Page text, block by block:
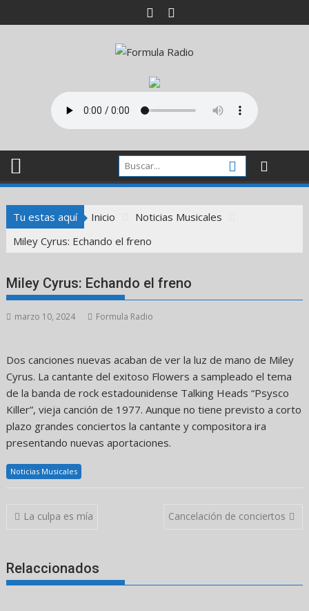
al
Tu estas aquí Inicio
Noticias Musicales
Miley Cyrus: Echando el freno
Miley Cyrus: Echando el freno
marzo 10, 2024 Formula Radio
Dos canciones nuevas acaban de ver la luz de mano de Miley
Cyrus. La cantante del exitoso Flowers a sampleado el tema
de la banda de rock estadounidense Talking Heads “Psysco
Killer”, vieja canción de 1977. Aunque no tiene previsto a corto
plazo grandes conciertos la cantante y compositora ira
presentando nuevas aportaciones.
Noticias Musicales
Navegación
La culpa es mía Cancelación de conciertos
Relaccionados